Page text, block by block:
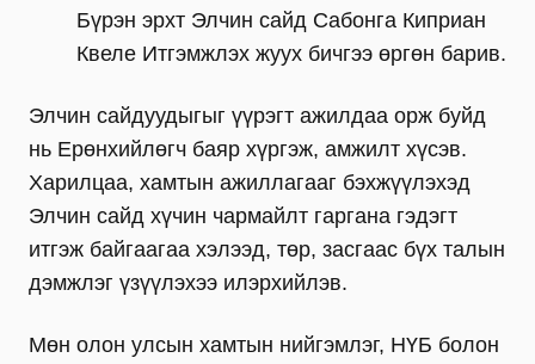
Бүрэн эрхт Элчин сайд Сабонга Киприан
Квеле Итгэмжлэх жуух бичгээ өргөн барив.
Элчин сайдуудыгыг үүрэгт ажилдаа орж буйд
нь Ерөнхийлөгч баяр хүргэж, амжилт хүсэв.
Харилцаа, хамтын ажиллагааг бэхжүүлэхэд
Элчин сайд хүчин чармайлт гаргана гэдэгт
итгэж байгаагаа хэлээд, төр, засгаас бүх талын
дэмжлэг үзүүлэхээ илэрхийлэв.
Мөн олон улсын хамтын нийгэмлэг, НҮБ болон